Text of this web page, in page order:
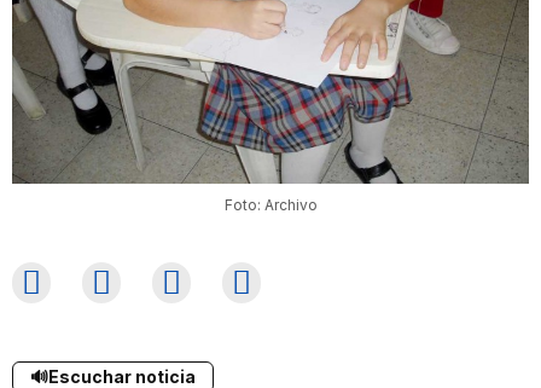
Foto: Archivo
🔊Escuchar noticia